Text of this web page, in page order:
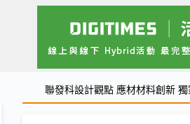
聯發科設計觀點 應材材料創新